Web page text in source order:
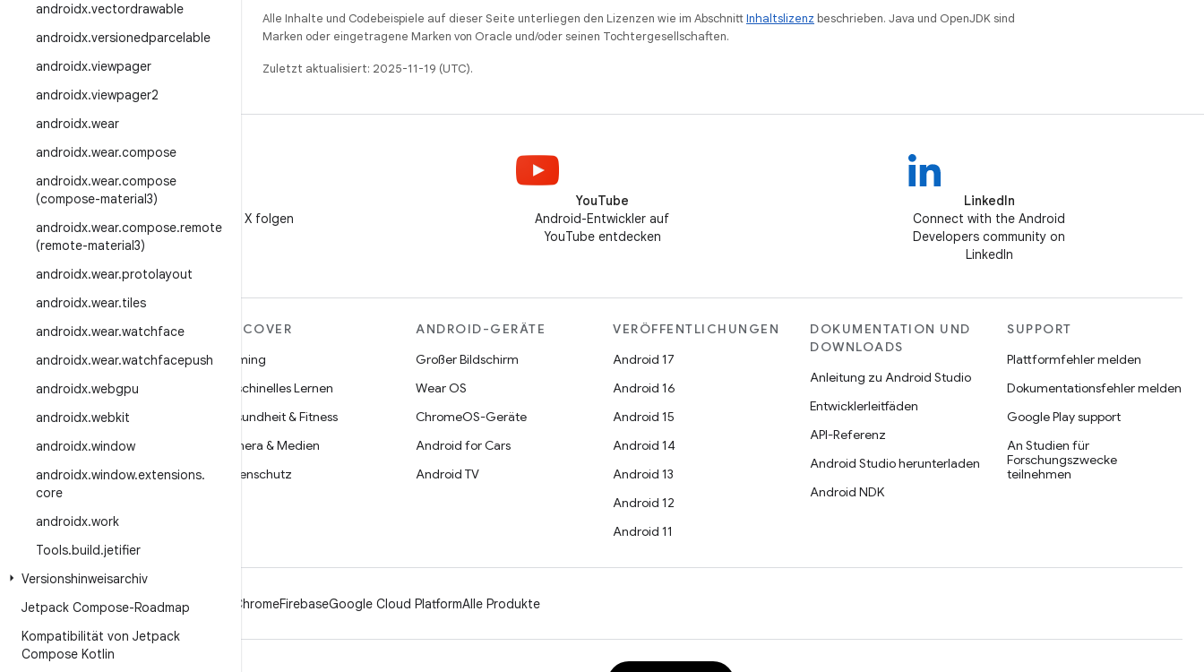
androidx.vectordrawable
androidx.versionedparcelable
androidx.viewpager
androidx.viewpager2
androidx.wear
androidx.wear.compose
androidx.wear.compose
(compose-material3)
androidx.wear.compose.remote
(remote-material3)
androidx.wear.protolayout
androidx.wear.tiles
androidx.wear.watchface
androidx.wear.watchfacepush
androidx.webgpu
androidx.webkit
androidx.window
androidx.window.extensions.
core
androidx.work
Tools.build.jetifier
Versionshinweisarchiv
Jetpack Compose-Roadmap
Kompatibilität von Jetpack
Compose Kotlin
Alle Inhalte und Codebeispiele auf dieser Seite unterliegen den Lizenzen wie im AbschnittInhaltslizenz beschrieben. Java und OpenJDK sind
Marken oder eingetragene Marken von Oracle und/oder seinen Tochtergesellschaften.
Zuletzt aktualisiert: 2025-11-19 (UTC).
@AndroidDev auf X folgen
YouTube
Android-Entwickler auf
YouTube entdecken
LinkedIn
Connect with the Android
Developers community on
LinkedIn
MEHR ZU ANDROID
Android
Android für Unternehmen
Datensicherheit
Open Source
Neuigkeiten
Blog
Podcasts
DISCOVER
Gaming
Maschinelles Lernen
Gesundheit & Fitness
Kamera & Medien
Datenschutz
ANDROID-GERÄTE
Großer Bildschirm
Wear OS
ChromeOS-Geräte
Android for Cars
Android TV
VERÖFFENTLICHUNGEN
Android 17
Android 16
Android 15
Android 14
Android 13
Android 12
Android 11
DOKUMENTATION UND
DOWNLOADS
Anleitung zu Android Studio
Entwicklerleitfäden
API-Referenz
Android Studio herunterladen
Android NDK
SUPPORT
Plattformfehler melden
Dokumentationsfehler melden
Google Play support
An Studien für
Forschungszwecke
teilnehmen
Android ChromeFirebaseGoogle Cloud PlatformAlle Produkte